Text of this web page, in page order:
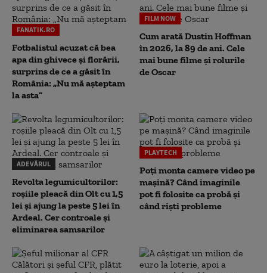
FANATIK.RO
Fotbalistul acuzat că bea
apa din ghivece și florării,
surprins de ce a găsit în
România: „Nu mă așteptam
la asta”
FILM NOW
Cum arată Dustin Hoffman
în 2026, la 89 de ani. Cele
mai bune filme și rolurile
de Oscar
ADEVĂRUL
Revolta legumicultorilor:
roșiile pleacă din Olt cu 1,5
lei și ajung la peste 5 lei în
Ardeal. Cer controale și
eliminarea samsarilor
PLAYTECH
Poți monta camere video pe
mașină? Când imaginile
pot fi folosite ca probă și
când riști probleme